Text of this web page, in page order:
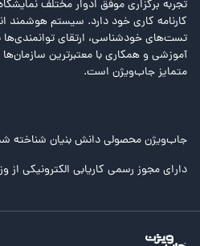
تجربه برگزاری موفق ادوار مختلف
کارنامه کاری خود دارد. سیستم هوشمند
تست‌های خودشناسی، ارتقای
آموزشی و همکاری با معتبرترین
متمایز جاب‌ویژن است.
جاب‌ویژن محصولی دانش بنیان شناخته
دارای مجوز رسمی کاریابی الکترونیکی از